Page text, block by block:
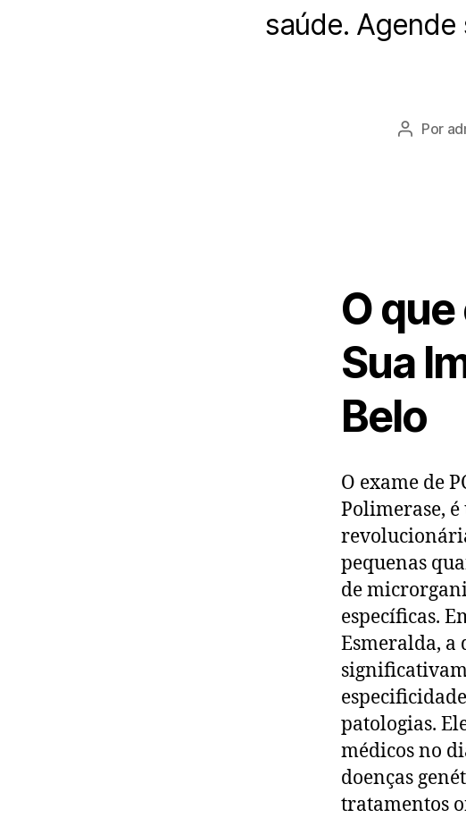
saúde.
Por
O que
Sua
Belo
O exame de
Polimerase,
pequenas
de
específicas.
Esmeralda, a
patologias.
médicos no
doenças
tratamentos